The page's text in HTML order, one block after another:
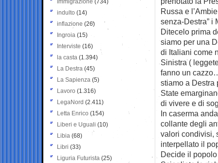
Russa e
senza-Destra” i
Ditecelo prima
siamo per una
di Italiani come
Sinistra (
fanno un
stiamo a Destra
State
di vivere e di
In caserma
collante degli
valori condivisi,
interpellato il
Decide il
Immigrazione (734)
indulto (14)
inflazione (26)
Ingroia (15)
Interviste (16)
la casta (1.394)
La Destra (45)
La Sapienza (5)
Lavoro (1.316)
LegaNord (2.411)
Letta Enrico (154)
Liberi e Uguali (10)
Libia (68)
Libri (33)
Liguria Futurista (25)